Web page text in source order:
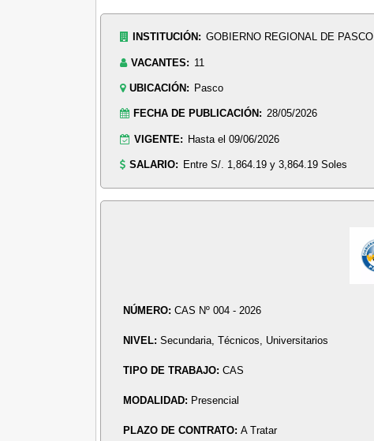
INSTITUCIÓN: GOBIERNO REGIONAL DE PASCO
VACANTES: 11
UBICACIÓN: Pasco
FECHA DE PUBLICACIÓN: 28/05/2026
VIGENTE: Hasta el 09/06/2026
SALARIO: Entre S/. 1,864.19 y 3,864.19 Soles
NÚMERO:CAS Nº 004 - 2026
NIVEL:Secundaria, Técnicos, Universitarios
TIPO DE TRABAJO:CAS
MODALIDAD: Presencial
PLAZO DE CONTRATO:A Tratar